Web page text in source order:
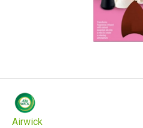
Airwick